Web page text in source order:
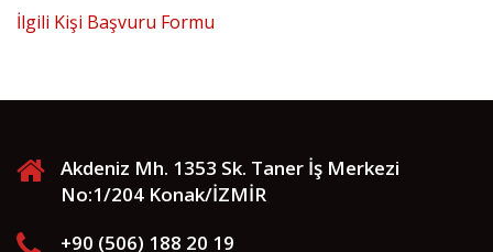
İlgili Kişi Başvuru Formu
Akdeniz Mh. 1353 Sk. Taner İş Merkezi
No:1/204 Konak/İZMİR
+90 (506) 188 20 19